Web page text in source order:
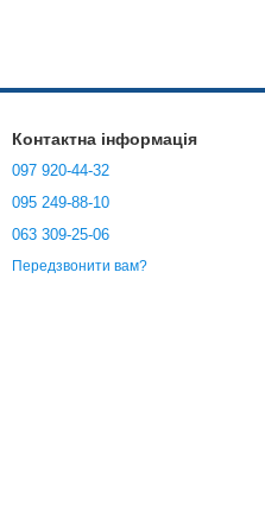
Контактна інформація
097 920-44-32
095 249-88-10
063 309-25-06
Передзвонити вам?